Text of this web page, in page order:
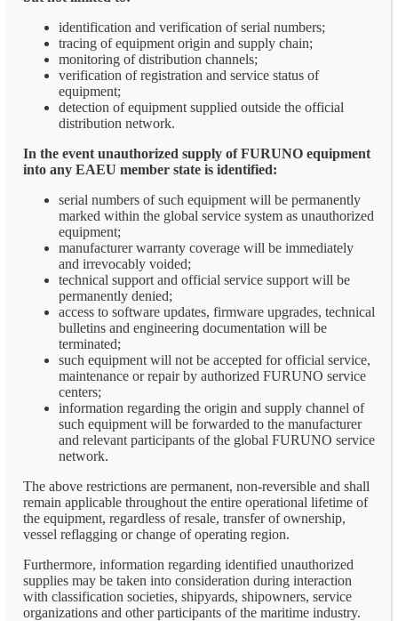
identification and verification of serial numbers;
tracing of equipment origin and supply chain;
monitoring of distribution channels;
verification of registration and service status of
equipment;
detection of equipment supplied outside the official
distribution network.
In the event unauthorized supply of FURUNO equipment
into any EAEU member state is identified:
serial numbers of such equipment will be permanently
marked within the global service system as unauthorized
equipment;
manufacturer warranty coverage will be immediately
and irrevocably voided;
technical support and official service support will be
permanently denied;
access to software updates, firmware upgrades, technical
bulletins and engineering documentation will be
terminated;
such equipment will not be accepted for official service,
maintenance or repair by authorized FURUNO service
centers;
information regarding the origin and supply channel of
such equipment will be forwarded to the manufacturer
and relevant participants of the global FURUNO service
network.
The above restrictions are permanent, non-reversible and shall
remain applicable throughout the entire operational lifetime of
the equipment, regardless of resale, transfer of ownership,
vessel reflagging or change of operating region.
Furthermore, information regarding identified unauthorized
supplies may be taken into consideration during interaction
with classification societies, shipyards, shipowners, service
organizations and other participants of the maritime industry.